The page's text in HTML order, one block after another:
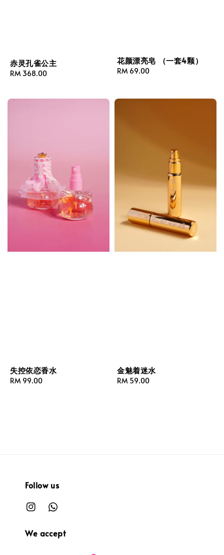
赤灵孔雀公主
Regular
RM 368.00
花颜漂亮皂 （一套4颗）
Regular
RM 69.00
失控依恋香水
Regular
RM 99.00
金魅着迷水
Regular
RM 59.00
Follow us
We accept